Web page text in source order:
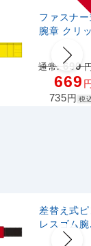
ファスナ
腕章 クリ
タイプ 黄
(848-56)
通常: 690
669
735円 税
差替え式
レスゴム
赤 (848-